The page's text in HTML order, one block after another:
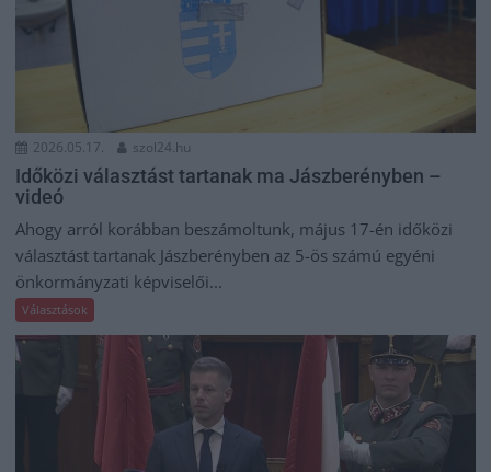
2026.05.17. szol24.hu
Időközi választást tartanak ma Jászberényben –
videó
Ahogy arról korábban beszámoltunk, május 17-én időközi
választást tartanak Jászberényben az 5-ös számú egyéni
önkormányzati képviselői...
Választások